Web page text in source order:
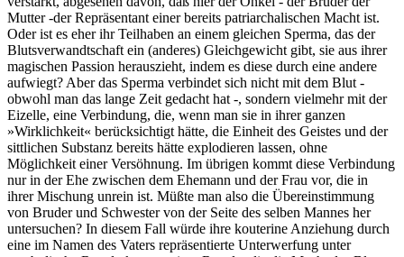
Mutter -der Repräsentant einer bereits patriarchalischen Macht ist.
Oder ist es eher ihr Teilhaben an einem gleichen Sperma, das der
Blutsverwandtschaft ein (anderes) Gleichgewicht gibt, sie aus ihrer
magischen Passion herauszieht, indem es diese durch eine andere
aufwiegt? Aber das Sperma verbindet sich nicht mit dem Blut -
obwohl man das lange Zeit gedacht hat -, sondern vielmehr mit der
Eizelle, eine Verbindung, die, wenn man sie in ihrer ganzen
»Wirklichkeit« berücksichtigt hätte, die Einheit des Geistes und der
sittlichen Substanz bereits hätte explodieren lassen, ohne
Möglichkeit einer Versöhnung. Im übrigen kommt diese Verbindung
nur in der Ehe zwischen dem Ehemann und der Frau vor, die in
ihrer Mischung unrein ist. Müßte man also die Übereinstimmung
von Bruder und Schwester von der Seite des selben Mannes her
untersuchen? In diesem Fall würde ihre kouterine Anziehung durch
eine im Namen des Vaters repräsentierte Unterwerfung unter